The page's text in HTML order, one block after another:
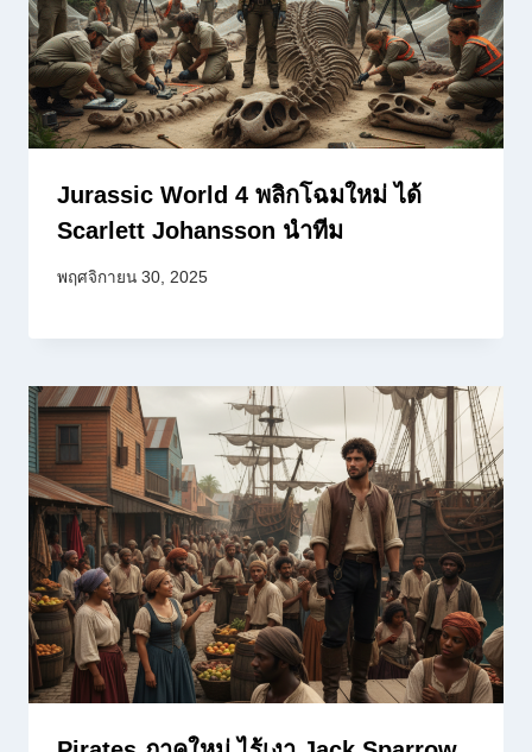
Jurassic World 4 พลิกโฉมใหม่ ได้
Scarlett Johansson นำทีม
พฤศจิกายน 30, 2025